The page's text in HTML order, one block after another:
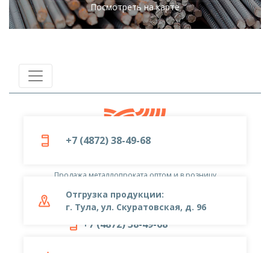
Посмотреть на карте
+7 (4872) 38-49-68
Отгрузка продукции:
г. Тула, ул. Скуратовская, д. 96
Продажа металлопроката оптом и в розницу
+7 (4872) 38-49-68